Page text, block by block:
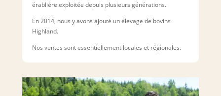
érablière exploitée depuis plusieurs générations.
En 2014, nous y avons ajouté un élevage de bovins
Highland.
Nos ventes sont essentiellement locales et régionales.